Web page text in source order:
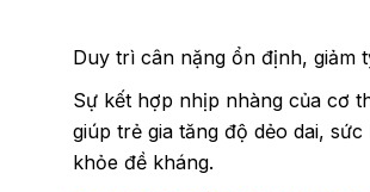
Duy trì cân nặng ổn định, giảm
Sự kết hợp nhịp nhàng của cơ
giúp trẻ gia tăng độ dẻo dai, sức
khỏe đề kháng.